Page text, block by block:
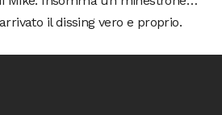
il dissing vero e proprio.